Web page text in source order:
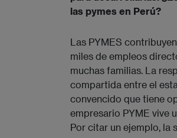
las pymes en Perú?
Las PYMES
miles de empleos
muchas familias. La
compartida entre el
convencido que tiene
empresario PYME vive
Por citar un ejemplo, la